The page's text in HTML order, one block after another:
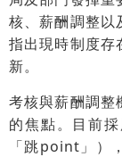
核、薪酬調整以
指出現時制度存
新。
考核與薪酬調整
的焦點。目前
「跳point」）